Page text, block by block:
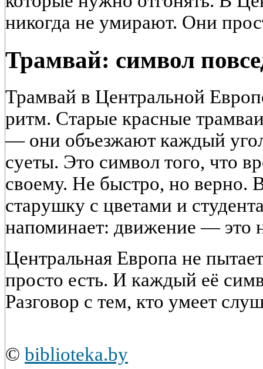
никогда не умирают. Они
Трамвай: символ
Трамвай в Центральной
ритм. Старые красные
— они объезжают каждый
суеты. Это символ того, что
своему. Не быстро, но верно.
старушку с цветами и
напоминает: движение — это
Центральная Европа не
просто есть. И каждый её
Разговор с тем, кто умеет
© biblioteka.by